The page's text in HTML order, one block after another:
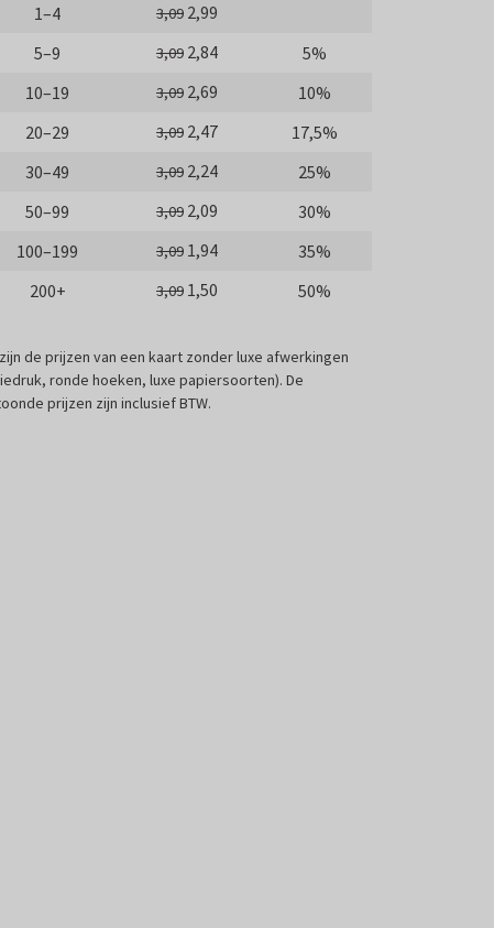
1–4
3,09 2,99
5–9
3,09 2,84
5%
10–19
3,09 2,69
10%
20–29
3,09 2,47
17,5%
30–49
3,09 2,24
25%
50–99
3,09 2,09
30%
100–199
3,09 1,94
35%
200+
3,09 1,50 50%
de prijzen van een kaart zonder luxe afwerkingen
ronde hoeken, luxe papiersoorten). De
prijzen zijn inclusief BTW.